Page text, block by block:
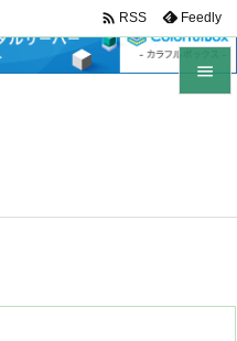

次へ
 RSS Feedly